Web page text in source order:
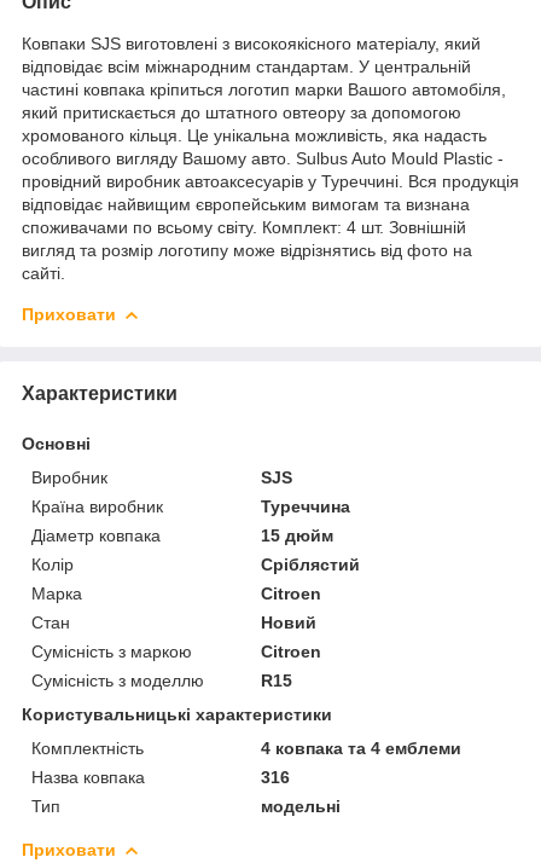
Ковпаки SJS виготовлені з високоякісного матеріалу, який
відповідає всім міжнародним стандартам. У центральній
частині ковпака кріпиться логотип марки Вашого автомобіля,
який притискається до штатного овтеору за допомогою
хромованого кільця. Це унікальна можливість, яка надасть
особливого вигляду Вашому авто. Sulbus Auto Mould Plastic -
провідний виробник автоаксесуарів у Туреччині. Вся продукція
відповідає найвищим європейським вимогам та визнана
споживачами по всьому світу. Комплект: 4 шт. Зовнішній
вигляд та розмір логотипу може відрізнятись від фото на
сайті.
Приховати
Характеристики
Основні
Виробник
SJS
Країна виробник
Туреччина
Діаметр ковпака
15 дюйм
Колір
Сріблястий
Марка
Citroen
Стан
Новий
Сумісність з маркою
Citroen
Сумісність з моделлю
R15
Користувальницькі характеристики
Комплектність
4 ковпака та 4 емблеми
Назва ковпака
316
Тип
модельні
Приховати